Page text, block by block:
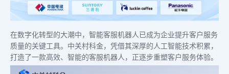
在数字化转型的大潮中，智能客服机器人已成为企业提升客户服务
质量的关键工具。中关村科金，凭借其深厚的人工智能技术积累，
打造了一款高效、智能的客服机器人，正逐步重塑客户服务体验。